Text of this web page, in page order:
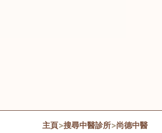
主頁>搜尋中醫診所>尚德中醫